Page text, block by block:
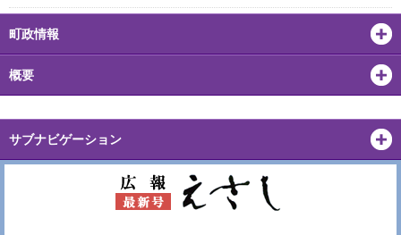
町政情報
概要
サブナビゲーション